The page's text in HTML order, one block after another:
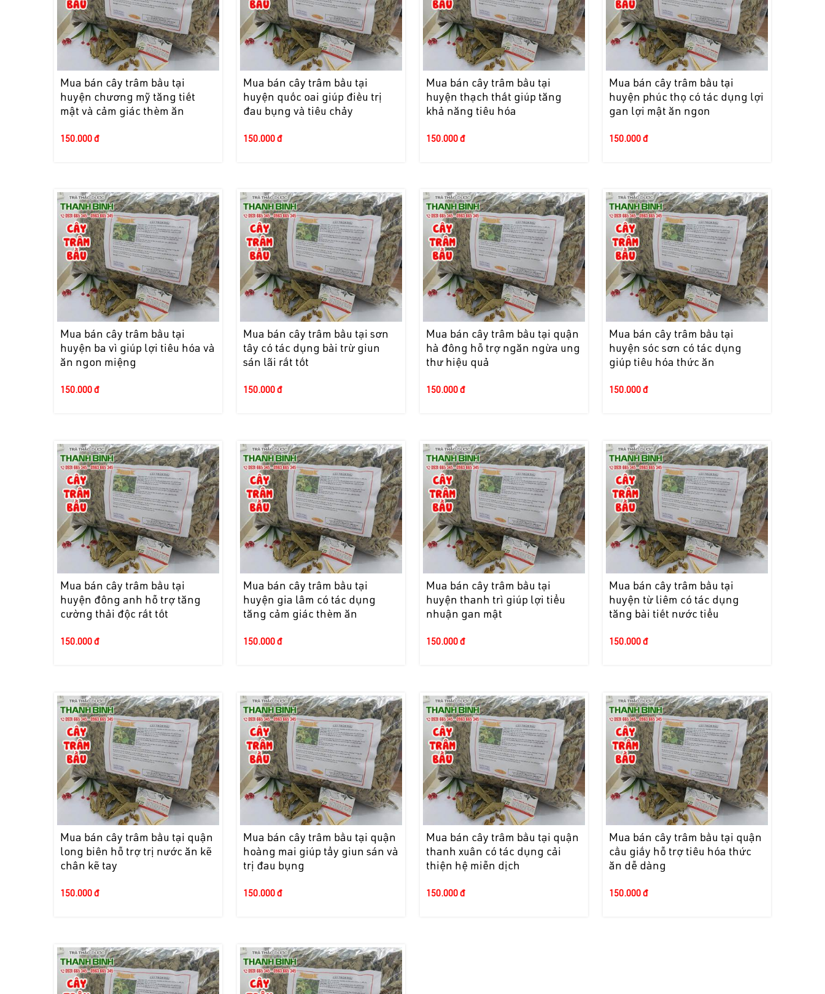
Mua bán cây trâm bầu tại
huyện chương mỹ tăng tiết
mật và cảm giác thèm ăn
150.000 đ
Mua bán cây trâm bầu tại
huyện quốc oai giúp điều trị
đau bụng và tiêu chảy
150.000 đ
Mua bán cây trâm bầu tại
huyện thạch thất giúp tăng
khả năng tiêu hóa
150.000 đ
Mua bán cây trâm bầu tại
huyện phúc thọ có tác dụng lợi
gan lợi mật ăn ngon
150.000 đ
Mua bán cây trâm bầu tại
huyện ba vì giúp lợi tiêu hóa và
ăn ngon miệng
150.000 đ
Mua bán cây trâm bầu tại sơn
tây có tác dụng bài trừ giun
sán lãi rất tốt
150.000 đ
Mua bán cây trâm bầu tại quận
hà đông hỗ trợ ngăn ngừa ung
thư hiệu quả
150.000 đ
Mua bán cây trâm bầu tại
huyện sóc sơn có tác dụng
giúp tiêu hóa thức ăn
150.000 đ
Mua bán cây trâm bầu tại
huyện đông anh hỗ trợ tăng
cường thải độc rất tốt
150.000 đ
Mua bán cây trâm bầu tại
huyện gia lâm có tác dụng
tăng cảm giác thèm ăn
150.000 đ
Mua bán cây trâm bầu tại
huyện thanh trì giúp lợi tiểu
nhuận gan mật
150.000 đ
Mua bán cây trâm bầu tại
huyện từ liêm có tác dụng
tăng bài tiết nước tiểu
150.000 đ
Mua bán cây trâm bầu tại quận
long biên hỗ trợ trị nước ăn kẽ
chân kẽ tay
150.000 đ
Mua bán cây trâm bầu tại quận
hoàng mai giúp tẩy giun sán và
trị đau bụng
150.000 đ
Mua bán cây trâm bầu tại quận
thanh xuân có tác dụng cải
thiện hệ miễn dịch
150.000 đ
Mua bán cây trâm bầu tại quận
cầu giấy hỗ trợ tiêu hóa thức
ăn dễ dàng
150.000 đ